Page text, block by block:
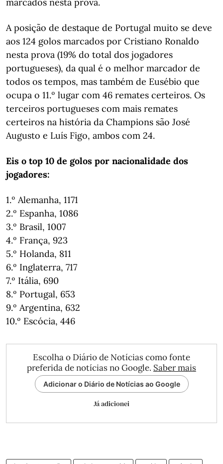
A posição de destaque de Portugal muito se deve
aos 124 golos marcados por Cristiano Ronaldo
nesta prova (19% do total dos jogadores
portugueses), da qual é o melhor marcador de
todos os tempos, mas também de Eusébio que
ocupa o 11.º lugar com 46 remates certeiros. Os
terceiros portugueses com mais remates
certeiros na história da Champions são José
Augusto e Luís Figo, ambos com 24.
Eis o top 10 de golos por nacionalidade dos
jogadores:
1.º Alemanha, 1171
2.º Espanha, 1086
3.º Brasil, 1007
4.º França, 923
5.º Holanda, 811
6.º Inglaterra, 717
7.º Itália, 690
8.º Portugal, 653
9.º Argentina, 632
10.º Escócia, 446
Escolha o Diário de Notícias como fonte
preferida de notícias no Google. Saber mais
Adicionar o Diário de Notícias ao Google
Já adicionei